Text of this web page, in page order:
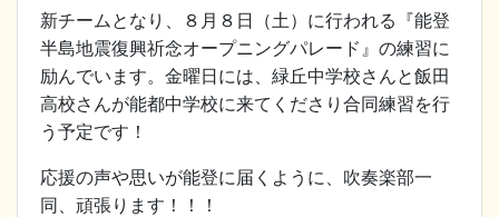
新チームとなり、８月８日（土）に行われる『能登
半島地震復興祈念オープニングパレード』の練習に
励んでいます。金曜日には、緑丘中学校さんと飯田
高校さんが能都中学校に来てくださり合同練習を行
う予定です！
応援の声や思いが能登に届くように、吹奏楽部一
同、頑張ります！！！